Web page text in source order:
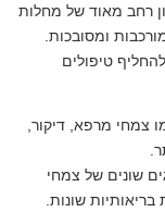
רחב מאוד של מחלות
ומסובכות.
טיפולים
צמחי מרפא, דיקור,
שונים של צמחי
בריאותיות שונות.